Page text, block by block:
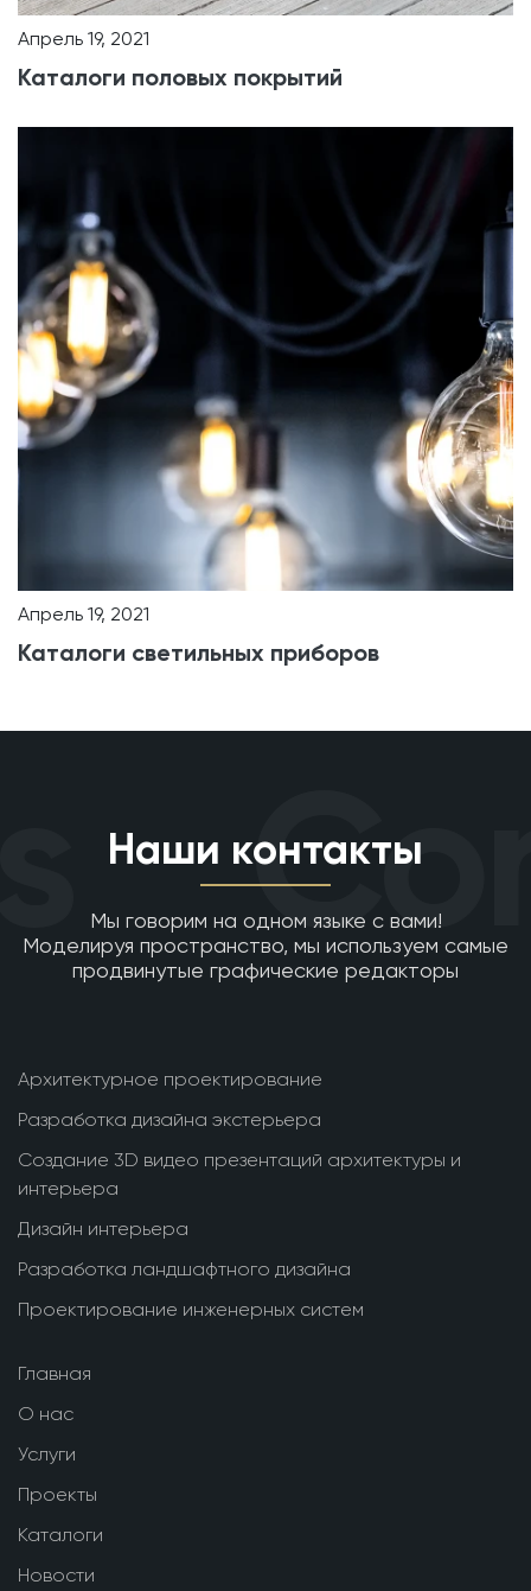
Апрель 19, 2021
Каталоги половых покрытий
Апрель 19, 2021
Каталоги светильных приборов
Наши контакты
Мы говорим на одном языке с вами!
Моделируя пространство, мы используем самые
продвинутые графические редакторы
Архитектурное проектирование
Разработка дизайна экстерьера
Создание 3D видео презентаций архитектуры и
интерьера
Дизайн интерьера
Разработка ландшафтного дизайна
Проектирование инженерных систем
Главная
О нас
Услуги
Проекты
Каталоги
Новости